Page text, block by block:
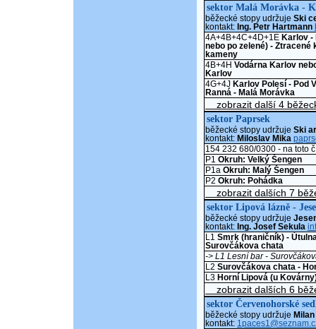
sektor Malá Morávka -
běžecké stopy udržuje Ski
kontakt: Ing. Petr Hartmann
4A+4B+4C+4D+1E Karlov -
nebo po zelené) - Ztracené
kameny
4B+4H Vodárna Karlov
Karlov
4G+4J Karlov Polesí - Pod
Ranná - Malá Morávka
zobrazit další 4
sektor Paprsek
běžecké stopy udržuje Ski
kontakt: Miloslav Mika
154 232 680/0300 - na toto
P1 Okruh: Velký Šengen
P1a Okruh: Malý Šengen
P2 Okruh: Pohádka
zobrazit dalších 7
sektor Lipová lázně -
běžecké stopy udržuje
kontakt: Ing. Josef Sekula
L1 Smrk (hraničník) -
Surovčákova chata
-> L1 Lesní bar -
L2 Surovčákova chata -
L3 Horní Lipová (u
zobrazit dalších 6
sektor Červenohorské
běžecké stopy udržuje
kontakt: